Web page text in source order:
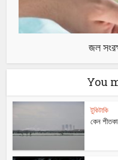
জল
You
টুকিটাকি
কেন